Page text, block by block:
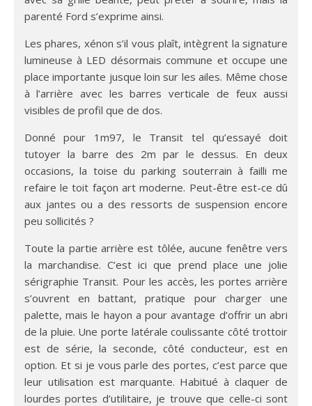
parenté Ford s’exprime ainsi.
Les phares, xénon s’il vous plaît, intègrent la signature
lumineuse à LED désormais commune et occupe une
place importante jusque loin sur les ailes. Même chose
à l’arrière avec les barres verticale de feux aussi
visibles de profil que de dos.
Donné pour 1m97, le Transit tel qu’essayé doit
tutoyer la barre des 2m par le dessus. En deux
occasions, la toise du parking souterrain à failli me
refaire le toit façon art moderne. Peut-être est-ce dû
aux jantes ou a des ressorts de suspension encore
peu sollicités ?
Toute la partie arrière est tôlée, aucune fenêtre vers
la marchandise. C’est ici que prend place une jolie
sérigraphie Transit. Pour les accès, les portes arrière
s’ouvrent en battant, pratique pour charger une
palette, mais le hayon a pour avantage d’offrir un abri
de la pluie. Une porte latérale coulissante côté trottoir
est de série, la seconde, côté conducteur, est en
option. Et si je vous parle des portes, c’est parce que
leur utilisation est marquante. Habitué à claquer de
lourdes portes d’utilitaire, je trouve que celle-ci sont